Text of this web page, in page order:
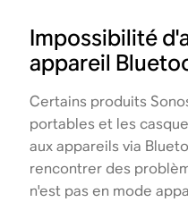
Impossibilité
appareil
Certains produits
portables et les
aux appareils via
rencontrer des
n'est pas en mode